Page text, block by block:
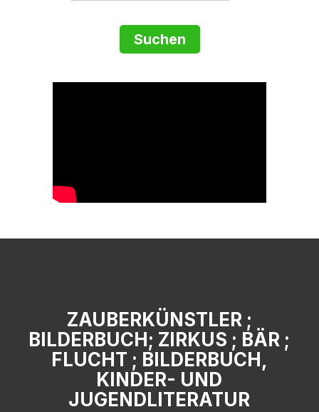
ZAUBERKÜNSTLER ;
BILDERBUCH; ZIRKUS ; BÄR ;
FLUCHT ; BILDERBUCH,
KINDER- UND
JUGENDLITERATUR